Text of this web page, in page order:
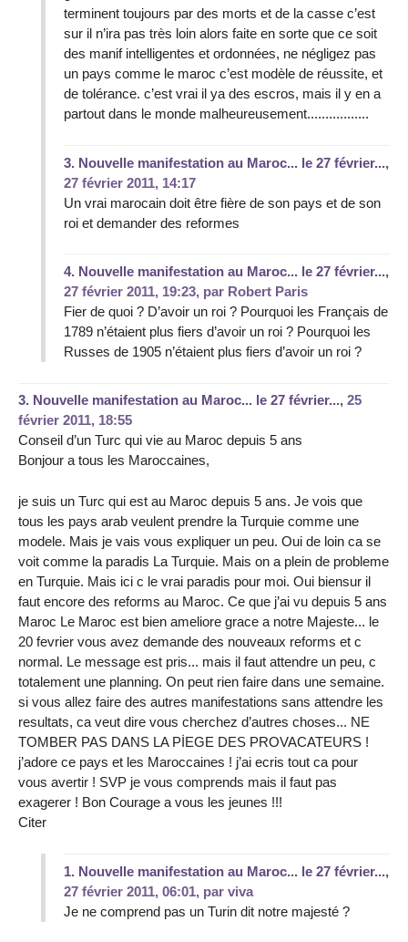
terminent toujours par des morts et de la casse c’est
sur il n’ira pas très loin alors faite en sorte que ce soit
des manif intelligentes et ordonnées, ne négligez pas
un pays comme le maroc c’est modèle de réussite, et
de tolérance. c’est vrai il ya des escros, mais il y en a
partout dans le monde malheureusement.................
3. Nouvelle manifestation au Maroc... le 27 février...,
27 février 2011, 14:17
Un vrai marocain doit être fière de son pays et de son
roi et demander des reformes
4. Nouvelle manifestation au Maroc... le 27 février...,
27 février 2011, 19:23, par Robert Paris
Fier de quoi ? D’avoir un roi ? Pourquoi les Français de
1789 n’étaient plus fiers d’avoir un roi ? Pourquoi les
Russes de 1905 n’étaient plus fiers d’avoir un roi ?
3. Nouvelle manifestation au Maroc... le 27 février..., 25
février 2011, 18:55
Conseil d’un Turc qui vie au Maroc depuis 5 ans
Bonjour a tous les Maroccaines,
je suis un Turc qui est au Maroc depuis 5 ans. Je vois que
tous les pays arab veulent prendre la Turquie comme une
modele. Mais je vais vous expliquer un peu. Oui de loin ca se
voit comme la paradis La Turquie. Mais on a plein de probleme
en Turquie. Mais ici c le vrai paradis pour moi. Oui biensur il
faut encore des reforms au Maroc. Ce que j’ai vu depuis 5 ans
Maroc Le Maroc est bien ameliore grace a notre Majeste... le
20 fevrier vous avez demande des nouveaux reforms et c
normal. Le message est pris... mais il faut attendre un peu, c
totalement une planning. On peut rien faire dans une semaine.
si vous allez faire des autres manifestations sans attendre les
resultats, ca veut dire vous cherchez d’autres choses... NE
TOMBER PAS DANS LA PİEGE DES PROVACATEURS !
j’adore ce pays et les Maroccaines ! j’ai ecris tout ca pour
vous avertir ! SVP je vous comprends mais il faut pas
exagerer ! Bon Courage a vous les jeunes !!!
Citer
1. Nouvelle manifestation au Maroc... le 27 février...,
27 février 2011, 06:01, par viva
Je ne comprend pas un Turin dit notre majesté ?